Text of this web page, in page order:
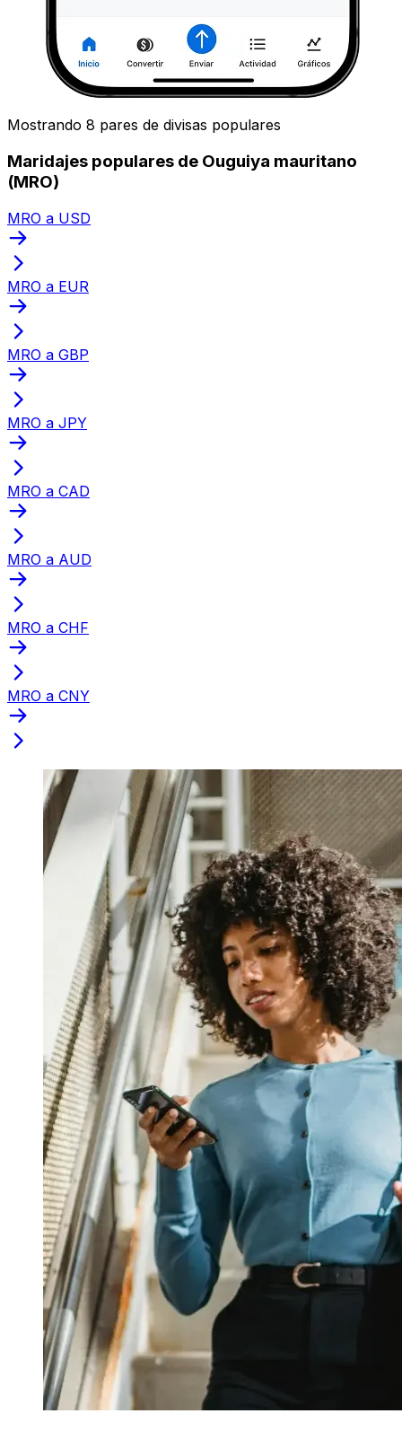
Mostrando 8 pares de divisas populares
Maridajes populares de Ouguiya mauritano
(MRO)
MRO a USD
MRO a EUR
MRO a GBP
MRO a JPY
MRO a CAD
MRO a AUD
MRO a CHF
MRO a CNY